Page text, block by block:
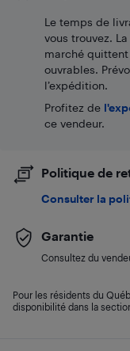
Le temps de
vous trouvez.
marché quittent
ouvrables.
l’expédition.
Profitez de
ce vendeur.
Politique de
Consulter la
Garantie
Consultez du
Pour les résidents du
disponibilité dans la